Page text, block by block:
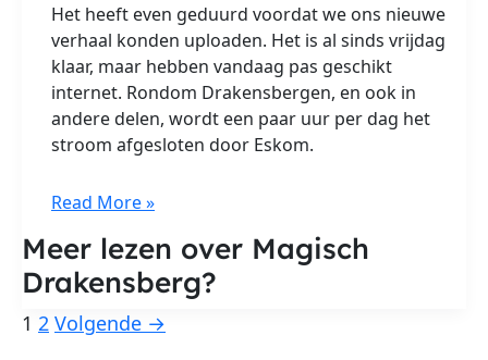
Het heeft even geduurd voordat we ons nieuwe
verhaal konden uploaden. Het is al sinds vrijdag
klaar, maar hebben vandaag pas geschikt
internet. Rondom Drakensbergen, en ook in
andere delen, wordt een paar uur per dag het
stroom afgesloten door Eskom.
Magisch
Read More »
Meer lezen over Magisch
Drakensberg?
1 2 Volgende →